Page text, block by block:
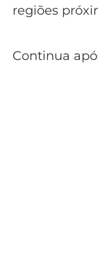
regiões
Continua